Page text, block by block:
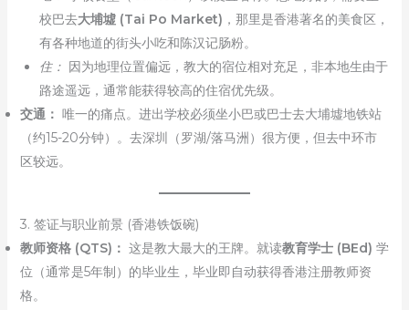
校巴去大埔墟 (Tai Po Market) ，那里是香港著名的美食区，
有各种地道的街头小吃和陈汉记肠粉。
住： 因为地理位置偏远，教大的宿位相对充足，非本地生由于
路途遥远，通常能获得较高的住宿优先级。
交通： 唯一的痛点。进出学校必须坐小巴或巴士去大埔墟地铁站
（约15-20分钟）。去深圳（罗湖/落马洲）很方便，但去中环市
区较远。
3. 签证与职业前景 (香港铁饭碗)
教师资格 (QTS)： 这是教大最大的王牌。就读教育学士 (BEd) 学
位（通常是5年制）的毕业生，毕业即自动获得香港注册教师资
格。